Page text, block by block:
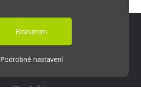
Podrobné nastavení
Škola Online
Strava.cz
Kontakty